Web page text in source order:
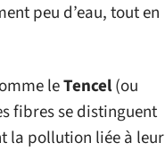
peu d’eau, tout en
leTencel(ou
fibres se distinguent
la pollution liée à leur